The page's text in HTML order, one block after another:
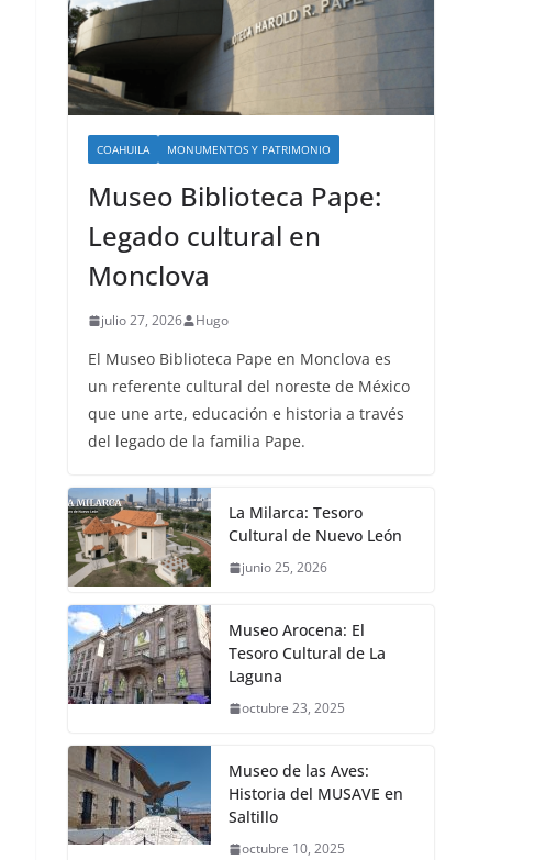
COAHUILA MONUMENTOS Y PATRIMONIO
Museo Biblioteca Pape:
Legado cultural en
Monclova
julio 27, 2026 Hugo
El Museo Biblioteca Pape en Monclova es
un referente cultural del noreste de México
que une arte, educación e historia a través
del legado de la familia Pape.
La Milarca: Tesoro
Cultural de Nuevo León
junio 25, 2026
Museo Arocena: El
Tesoro Cultural de La
Laguna
octubre 23, 2025
Museo de las Aves:
Historia del MUSAVE en
Saltillo
octubre 10, 2025